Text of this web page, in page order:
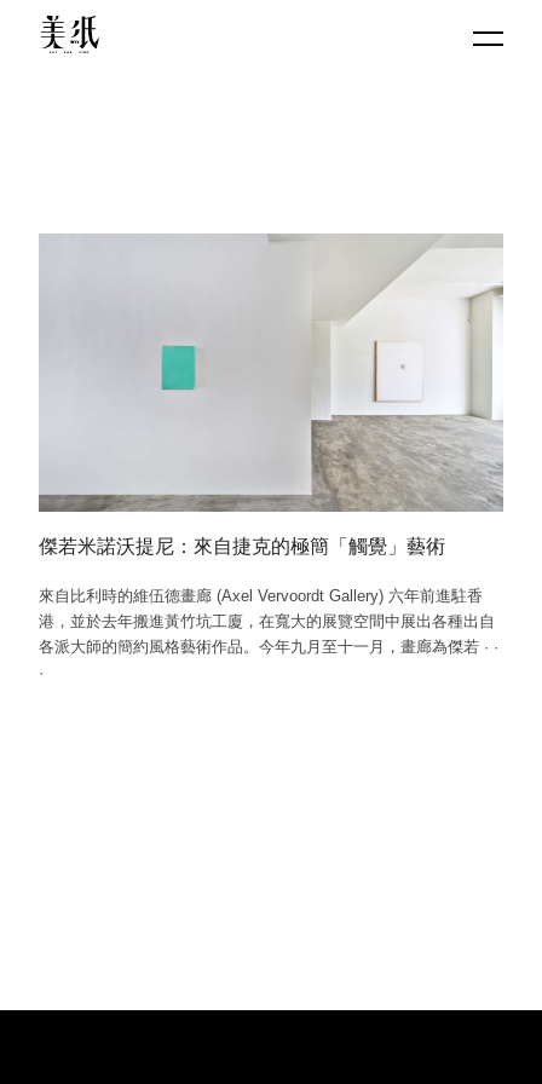
傑若米諾沃提尼：來自捷克的極簡「觸覺」藝術
來自比利時的維伍德畫廊 (Axel Vervoordt Gallery) 六年前進駐香
港，並於去年搬進黃竹坑工廈，在寬大的展覽空間中展出各種出自
各派大師的簡約風格藝術作品。今年九月至十一月，畫廊為傑若 · ·
·